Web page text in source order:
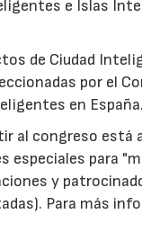
e Islas
de Ciudad
por el
en España.
al congreso está
especiales para
y
Para más